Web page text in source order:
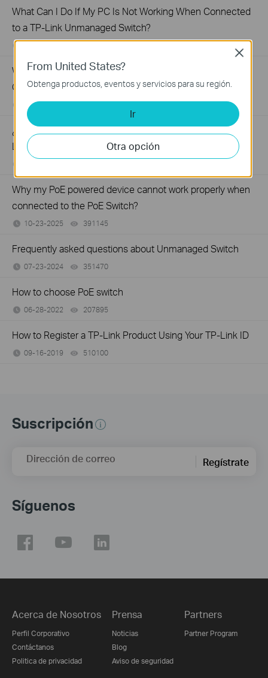
What Can I Do If My PC Is Not Working When Connected
to a TP-Link Unmanaged Switch?
What Can I Do If My PC Has Slow Network Speed When
Connected to an Unmanaged Switch?
07-16-2026
¿Cómo configurar una red POE mediante el uso de TP-
Link productos POE?
Why my PoE powered device cannot work properly when
connected to the PoE Switch?
10-23-2025 391145
Frequently asked questions about Unmanaged Switch
07-23-2024 351470
How to choose PoE switch
06-28-2022 207895
How to Register a TP-Link Product Using Your TP-Link ID
09-16-2019 510100
Suscripción
Dirección de correo Regístrate
Síguenos
Acerca de Nosotros
Perfil Corporativo
Contáctanos
Politica de privacidad
Prensa
Noticias
Blog
Aviso de seguridad
Partners
Partner Program
From United States?
Obtenga productos, eventos y servicios para su región.
Ir
Otra opción
Close